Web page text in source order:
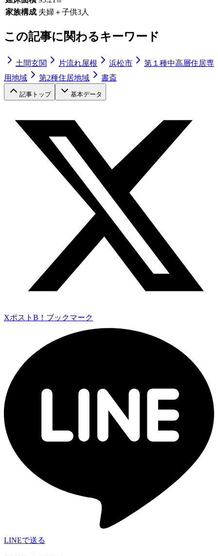
家族構成 夫婦＋子供3人
この記事に関わるキーワード
土間玄関 片流れ屋根 浜松市
第１種中高層住居専
用地域
第2種住居地域 書斎
記事トップ 基本データ
Xポスト B！ブックマーク
LINEで送る